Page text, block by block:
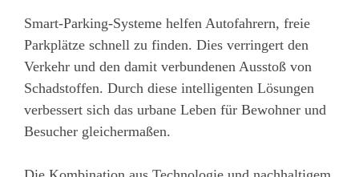
Smart-Parking-Systeme helfen Autofahrern, freie
Parkplätze schnell zu finden. Dies verringert den
Verkehr und den damit verbundenen Ausstoß von
Schadstoffen. Durch diese intelligenten Lösungen
verbessert sich das urbane Leben für Bewohner und
Besucher gleichermaßen.